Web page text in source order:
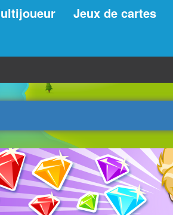
Jeux de cartes